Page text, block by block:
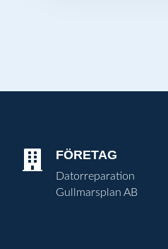
 FÖRETAG
Datorreparation
Gullmarsplan AB